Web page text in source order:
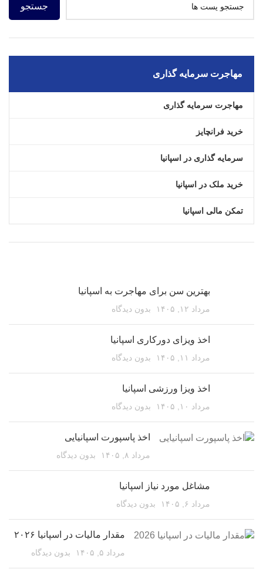
جستجو
مهاجرت سرمایه گذاری
مهاجرت سرمایه گذاری
خرید فرانچایز
سرمایه گذاری در اسپانیا
خرید ملک در اسپانیا
تمکن مالی اسپانیا
بهترین سن برای مهاجرت به اسپانیا
مرداد ۱۲, ۱۴۰۵ بدون دیدگاه
اخذ ویزای دورکاری اسپانیا
مرداد ۱۱, ۱۴۰۵ بدون دیدگاه
اخذ ویزا ورزشی اسپانیا
مرداد ۱۰, ۱۴۰۵ بدون دیدگاه
اخذ پاسپورت اسپانیایی
مرداد ۸, ۱۴۰۵ بدون دیدگاه
مشاغل مورد نیاز اسپانیا
مرداد ۶, ۱۴۰۵ بدون دیدگاه
مقدار مالیات در اسپانیا ۲۰۲۶
مرداد ۵, ۱۴۰۵ بدون دیدگاه